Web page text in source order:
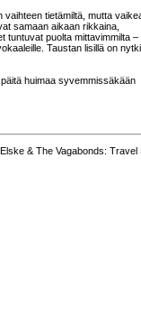
tietämiltä, mutta
samaan aikaan rikkaina,
tuntuvat puolta mittavimmilta –
Taustan lisillä on
huimaa syvemmissäkään